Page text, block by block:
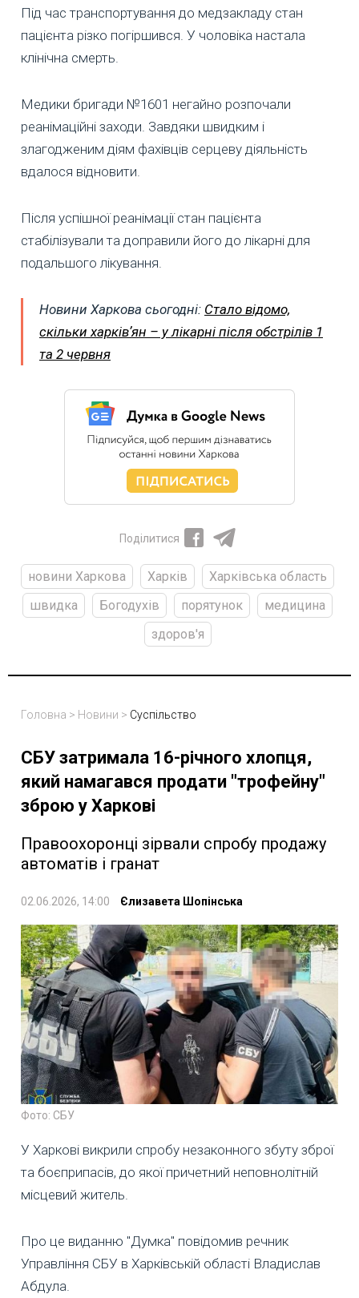
Під час транспортування до медзакладу стан
пацієнта різко погіршився. У чоловіка настала
клінічна смерть.
Медики бригади №1601 негайно розпочали
реанімаційні заходи. Завдяки швидким і
злагодженим діям фахівців серцеву діяльність
вдалося відновити.
Після успішної реанімації стан пацієнта
стабілізували та доправили його до лікарні для
подальшого лікування.
Новини Харкова сьогодні: Стало відомо,
скільки харківʼян – у лікарні після обстрілів 1
та 2 червня
Поділитися
новини Харкова Харків
Харківська область
швидка
Богодухів порятунок
медицина
здоров'я
Головна > Новини > Суспільство
СБУ затримала 16-річного хлопця,
який намагався продати "трофейну"
зброю у Харкові
Правоохоронці зірвали спробу продажу
автоматів і гранат
02.06.2026, 14:00 Єлизавета Шопінська
Фото: СБУ
У Харкові викрили спробу незаконного збуту зброї
та боєприпасів, до якої причетний неповнолітній
місцевий житель.
Про це виданню "Думка" повідомив речник
Управління СБУ в Харківській області Владислав
Абдула.